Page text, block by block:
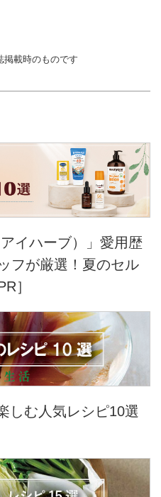
載時のものです
イハーブ）」愛用歴
フが厳選！夏のセル
］
しむ人気レシピ10選